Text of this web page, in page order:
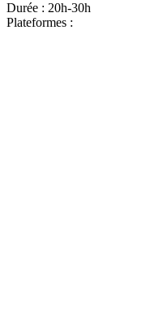
Durée : 20h-30h
Plateformes :